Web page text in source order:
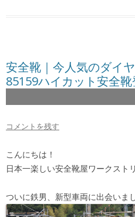
安全靴｜今人気のダイ
85159ハイカット安全靴
コメントを残す
こんにちは！
日本一楽しい安全靴屋ワークスト
ついに鉄男、新型車両に出会いまし